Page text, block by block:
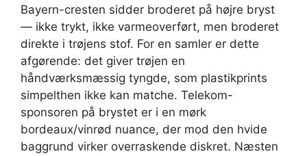
Bayern-cresten sidder broderet på højre bryst
— ikke trykt, ikke varmeoverført, men broderet
direkte i trøjens stof. For en samler er dette
afgørende: det giver trøjen en
håndværksmæssig tyngde, som plastikprints
simpelthen ikke kan matche. Telekom-
sponsoren på brystet er i en mørk
bordeaux/vinrød nuance, der mod den hvide
baggrund virker overraskende diskret. Næsten